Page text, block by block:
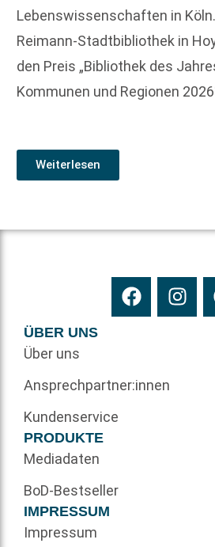
Lebenswissenschaften in
Reimann-Stadtbibliothek in
den Preis „Bibliothek des
Kommunen und Regionen
Weiterlesen
ÜBER UNS
Über uns
Ansprechpartner:innen
Kundenservice
PRODUKTE
Mediadaten
BoD-Bestseller
IMPRESSUM
Impressum